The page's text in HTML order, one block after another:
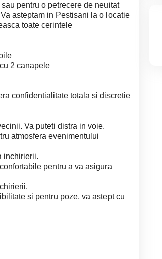
pentru o petrecere de neuitat
asteptam in Pestisani la o locatie
toate cerintele
2 canapele
confidentialitate totala si discretie
Va puteti distra in voie.
atmosfera evenimentului
inchirierii.
pentru a va asigura
si pentru poze, va astept cu